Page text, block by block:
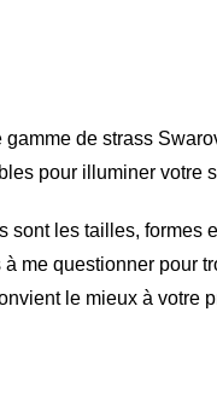
gamme de strass
pour illuminer votre
sont les tailles, formes
à me questionner pour
le mieux à votre